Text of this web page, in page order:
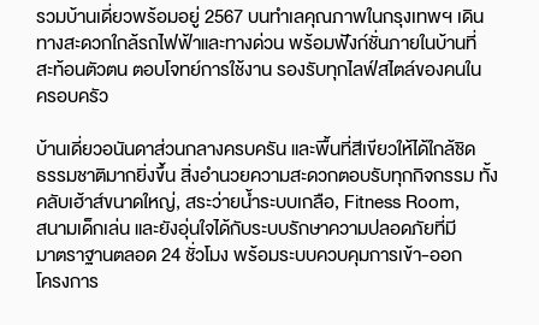
รวมบ้านเดี่ยวพร้อมอยู่ 2567 บนทำเลคุณภาพในกรุงเทพฯ เดิน
ทางสะดวกใกล้รถไฟฟ้าและทางด่วน พร้อมฟังก์ชั่นภายในบ้านที่
สะท้อนตัวตน ตอบโจทย์การใช้งาน รองรับทุกไลฟ์สไตล์ของคนใน
ครอบครัว
บ้านเดี่ยวอนันดาส่วนกลางครบครัน และพื้นที่สีเขียวให้ได้ใกล้ชิด
ธรรมชาติมากยิ่งขึ้น สิ่งอำนวยความสะดวกตอบรับทุกกิจกรรม ทั้ง
คลับเฮ้าส์ขนาดใหญ่, สระว่ายน้ำระบบเกลือ, Fitness Room,
สนามเด็กเล่น และยังอุ่นใจได้กับระบบรักษาความปลอดภัยที่มี
มาตราฐานตลอด 24 ชั่วโมง พร้อมระบบควบคุมการเข้า-ออก
โครงการ